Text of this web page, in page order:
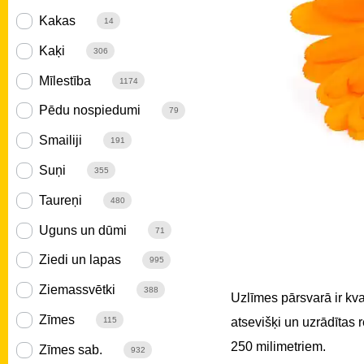
Kakas 14
Kaķi 306
Mīlestība 1174
Pēdu nospiedumi 79
Smailiji 191
Suņi 355
Taureņi 480
Uguns un dūmi 71
Ziedi un lapas 995
Ziemassvētki 388
Zīmes 115
Zīmes sab. 932
Uzlīmes pārsvarā ir
atsevišķi un uzrādītas
250 milimetriem.